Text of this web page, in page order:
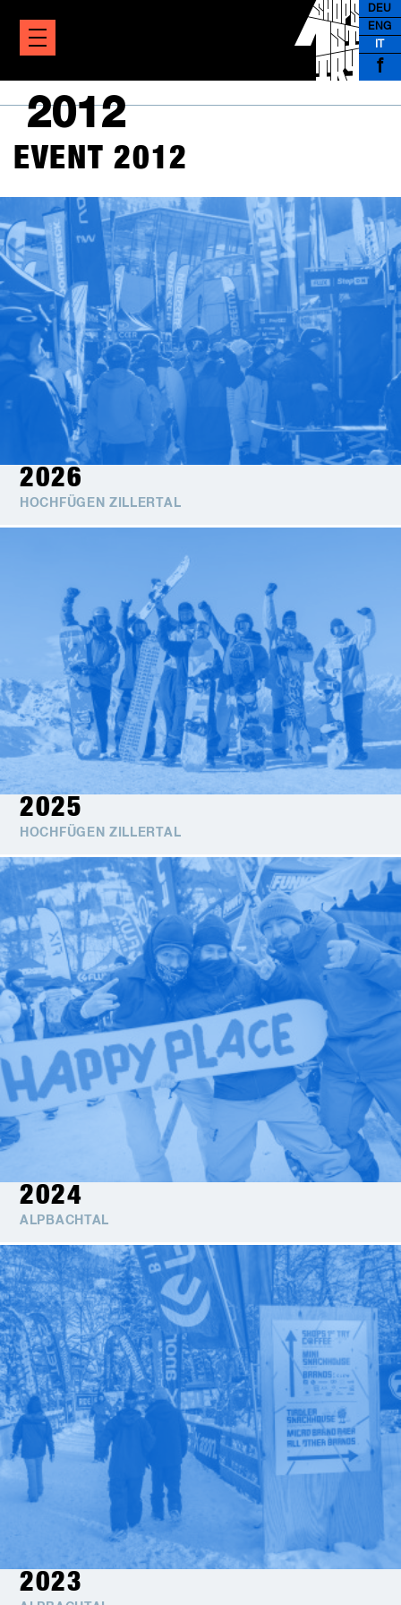
DEU
ENG
f
2012
EVENT 2012
2026
HOCHFÜGEN ZILLERTAL
2025
HOCHFÜGEN ZILLERTAL
2024
ALPBACHTAL
2023